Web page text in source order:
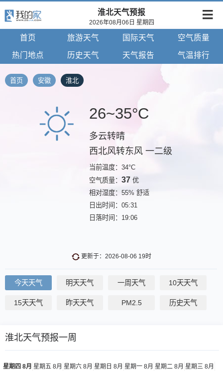
淮北天气预报
2026年08月06日 星期四
首页 旅游天气 国际天气 空气质量
热门地点 历史天气 天气报告 气温排行
首页 安徽 淮北
26~35°C
多云转晴
西北风转东风 一二级
当前温度：34°C
空气质量：37 优
相对湿度：55% 舒适
日出时间：05:31
日落时间：19:06
更新于：2026-08-06 19时
今天天气 明天天气 一周天气 10天天气
15天天气 昨天天气 PM2.5 历史天气
淮北天气预报一周
星期四 8月 星期五 8月 星期六 8月 星期日 8月 星期一 8月 星期二 8月 星期三 8月